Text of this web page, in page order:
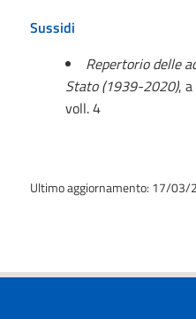
Sussidi
Repertorio delle
Stato (1939-2020),
voll. 4
Ultimo aggiornamento: 17/03/